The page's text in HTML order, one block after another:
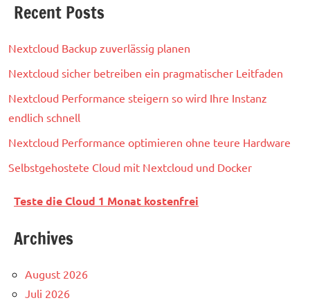
Recent Posts
Nextcloud Backup zuverlässig planen
Nextcloud sicher betreiben ein pragmatischer Leitfaden
Nextcloud Performance steigern so wird Ihre Instanz
endlich schnell
Nextcloud Performance optimieren ohne teure Hardware
Selbstgehostete Cloud mit Nextcloud und Docker
Teste die Cloud 1 Monat kostenfrei
Archives
August 2026
Juli 2026